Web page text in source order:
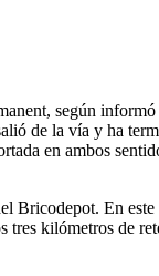
según
de la vía y ha
en ambos
Bricodepot. En este
tres kilómetros de